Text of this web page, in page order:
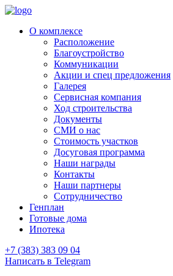
О комплексе
Расположение
Благоустройство
Коммуникации
Акции и спец предложения
Галерея
Сервисная компания
Ход строительства
Документы
СМИ о нас
Стоимость участков
Досуговая программа
Наши награды
Контакты
Наши партнеры
Сотрудничество
Генплан
Готовые дома
Ипотека
+7 (383) 383 09 04
Написать в Telegram